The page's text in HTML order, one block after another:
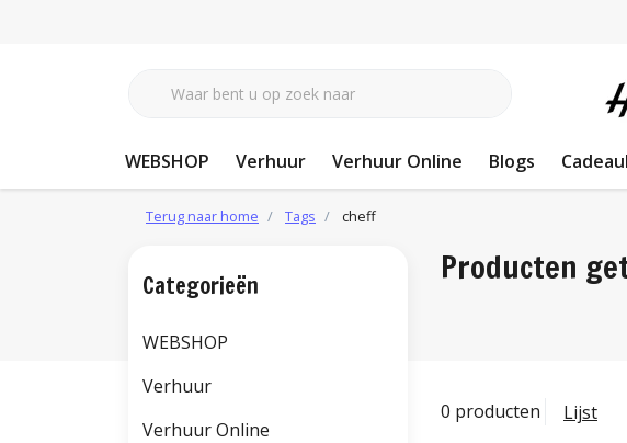
WEBSHOP Verhuur Verhuur Online Blogs
Terug naar home Tags cheff
Producten
0 producten Lijst
Categorieën
WEBSHOP
Verhuur
Verhuur Online